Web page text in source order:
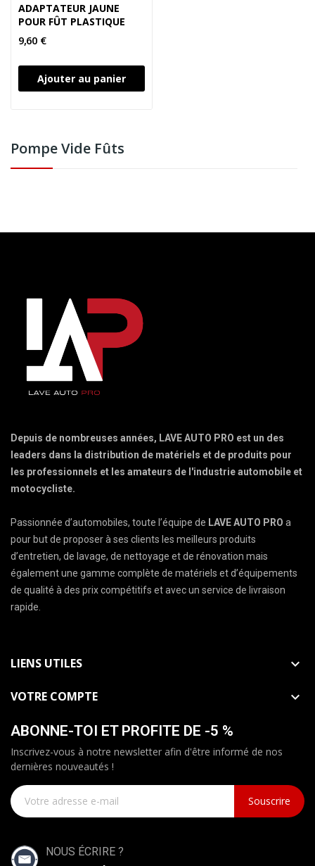
Pompe Vide Fûts
ADAPTATEUR JAUNE
POUR FÛT PLASTIQUE
9,60 €
Ajouter au panier
Depuis de nombreuses années, LAVE AUTO PRO est un des
leaders dans la distribution de matériels et de produits pour
les professionnels et les amateurs de l'industrie automobile et
motocycliste.
Passionnée d’automobiles, toute l’équipe de LAVE AUTO PRO a
pour but de proposer à ses clients les meilleurs produits
d’entretien, de lavage, de nettoyage et de rénovation mais
également une gamme complète de matériels et d’équipements
de qualité à des prix compétitifs et avec un service de livraison
rapide.
LIENS UTILES 
VOTRE COMPTE

ABONNE-TOI ET PROFITE DE -5 %
Inscrivez-vous à notre newsletter afin d'être informé de nos
dernières nouveautés !
Souscrire
NOUS ÉCRIRE ?